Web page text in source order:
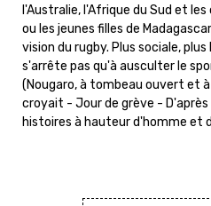
l'Australie, l'Afrique du Sud et
ou les jeunes filles de
vision du rugby. Plus sociale,
s'arrête pas qu'à ausculter le
(Nougaro, à tombeau ouvert et
croyait - Jour de grève -
histoires à hauteur d'homme et